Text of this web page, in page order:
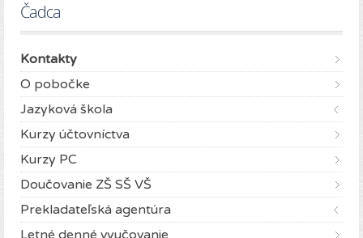
Čadca
Kontakty
O pobočke
Jazyková škola
Kurzy účtovníctva
Kurzy PC
Doučovanie ZŠ SŠ VŠ
Prekladateľská agentúra